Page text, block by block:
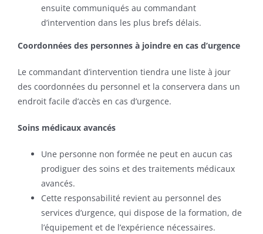
ensuite communiqués au commandant
d’intervention dans les plus brefs délais.
Coordonnées des personnes à joindre en cas d’urgence
Le commandant d’intervention tiendra une liste à jour
des coordonnées du personnel et la conservera dans un
endroit facile d’accès en cas d’urgence.
Soins médicaux avancés
Une personne non formée ne peut en aucun cas
prodiguer des soins et des traitements médicaux
avancés.
Cette responsabilité revient au personnel des
services d’urgence, qui dispose de la formation, de
l’équipement et de l’expérience nécessaires.